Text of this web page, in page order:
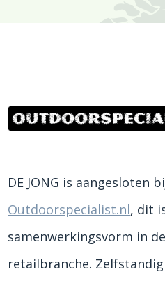
DE JONG is aangesloten
Outdoorspecialist.nl, dit
samenwerkingsvorm in
retailbranche.